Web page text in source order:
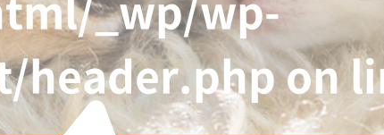
header.phpon